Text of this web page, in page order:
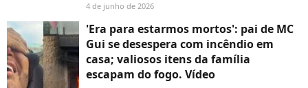
4 de junho de 2026
'Era para estarmos mortos': pai de MC
Gui se desespera com incêndio em
casa; valiosos itens da família
escapam do fogo. Vídeo